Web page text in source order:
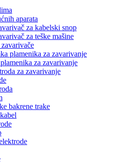
aparata
za kabelski snop
za teške mašine
plamenika za zavarivanje
za zavarivanje
za zavarivanje
bakrene trake